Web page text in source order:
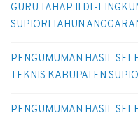
GURU TAHAP II DI -
SUPIORI TAHUN
PENGUMUMAN HASIL
TEKNIS KABUPATEN
PENGUMUMAN HASIL